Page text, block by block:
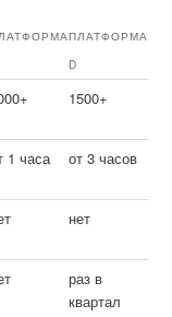
ПЛАТФОРМА
D
1500+
1 часа от 3 часов
нет
раз в
квартал